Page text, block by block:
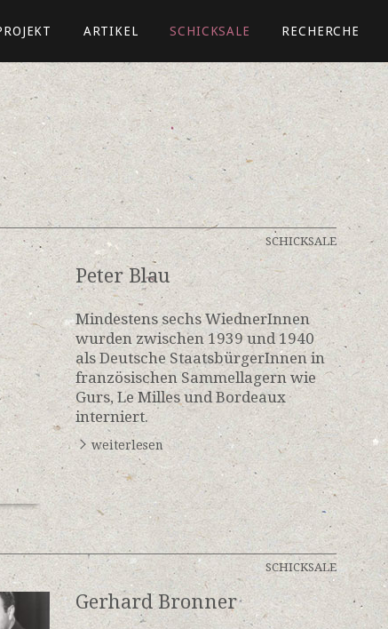
ARTIKEL SCHICKSALE RECHERCHE
SCHICKSALE
Peter Blau
Mindestens sechs WiednerInnen
wurden zwischen 1939 und 1940
als Deutsche StaatsbürgerInnen in
französischen Sammellagern wie
Gurs, Le Milles und Bordeaux
interniert.
weiterlesen
SCHICKSALE
Gerhard Bronner